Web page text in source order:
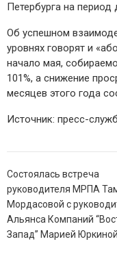
Петербурга на период
Об успешном
уровнях говорят и
начало мая,
101%, а снижение
месяцев этого года
Источник: пресс-
Навигация
по
записям
Состоялась встреча
руководителя МРПА
Мордасовой с
Альянса Компаний
Запад” Марией Юркиной